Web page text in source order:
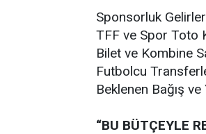
Sponsorluk
TFF ve Spor Toto
Bilet ve Kombine
Futbolcu
Beklenen Bağış
“BU BÜTÇEYLE